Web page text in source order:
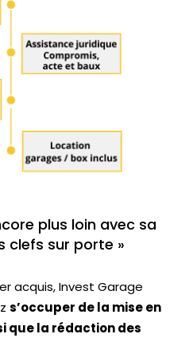
plus loin avec sa
clefs sur porte »
acquis, Invest Garage
s’occuper de la mise en
que la rédaction des